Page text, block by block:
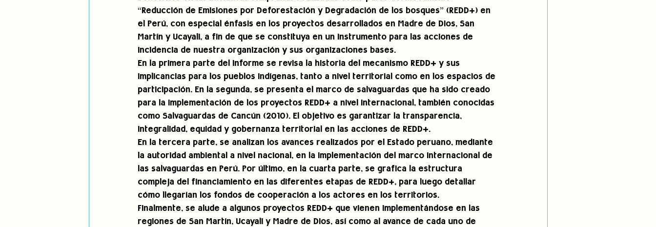
“Reducción de Emisiones por Deforestación y Degradación de los bosques” (REDD+) en
el Perú, con especial énfasis en los proyectos desarrollados en Madre de Dios, San
Martín y Ucayali, a fin de que se constituya en un instrumento para las acciones de
incidencia de nuestra organización y sus organizaciones bases.
En la primera parte del informe se revisa la historia del mecanismo REDD+ y sus
implicancias para los pueblos indígenas, tanto a nivel territorial como en los espacios de
participación. En la segunda, se presenta el marco de salvaguardas que ha sido creado
para la implementación de los proyectos REDD+ a nivel internacional, también conocidas
como Salvaguardas de Cancún (2010). El objetivo es garantizar la transparencia,
integralidad, equidad y gobernanza territorial en las acciones de REDD+.
En la tercera parte, se analizan los avances realizados por el Estado peruano, mediante
la autoridad ambiental a nivel nacional, en la implementación del marco internacional de
las salvaguardas en Perú. Por último, en la cuarta parte, se grafica la estructura
compleja del financiamiento en las diferentes etapas de REDD+, para luego detallar
cómo llegarían los fondos de cooperación a los actores en los territorios.
Finalmente, se alude a algunos proyectos REDD+ que vienen implementándose en las
regiones de San Martín, Ucayali y Madre de Dios, así como al avance de cada uno de